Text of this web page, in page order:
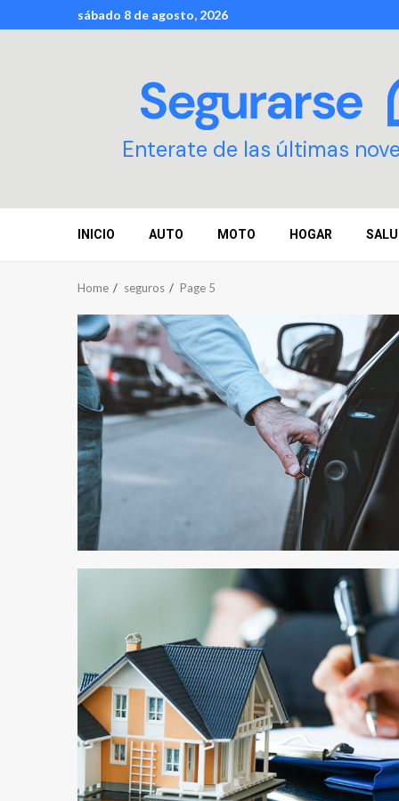
to
sábado 8 de agosto, 2026
Enterate de las últimas
INICIO AUTO MOTO HOGAR
Home seguros Page 5